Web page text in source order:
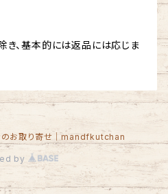
、基本的には返品には応じま
のお取り寄せ｜mandfkutchan
by